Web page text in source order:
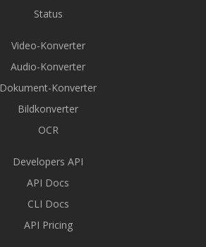
Status
Video-Konverter
Audio-Konverter
Dokument-Konverter
Bildkonverter
OCR
Developers API
API Docs
CLI Docs
API Pricing